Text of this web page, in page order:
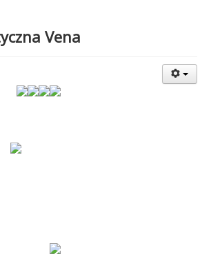
Vena